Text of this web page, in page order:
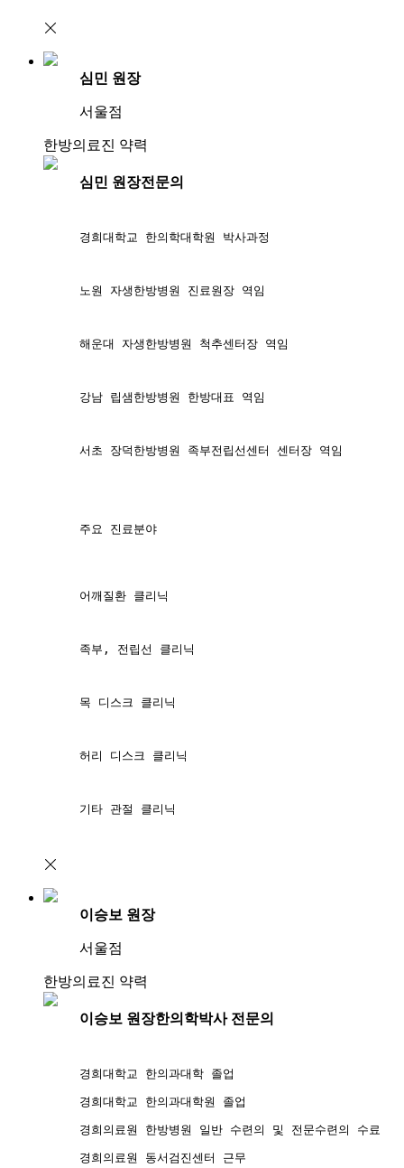
심민 원장
서울점
한방의료진 약력
심민 원장전문의
경희대학교 한의학대학원 박사과정
노원 자생한방병원 진료원장 역임
해운대 자생한방병원 척추센터장 역임
강남 립샘한방병원 한방대표 역임
서초 장덕한방병원 족부전립선센터 센터장 역임
주요 진료분야
어깨질환 클리닉
족부, 전립선 클리닉
목 디스크 클리닉
허리 디스크 클리닉
기타 관절 클리닉
이승보 원장
서울점
한방의료진 약력
이승보 원장한의학박사 전문의
경희대학교 한의과대학 졸업
경희대학교 한의과대학원 졸업
경희의료원 한방병원 일반 수련의 및 전문수련의 수료
경희의료원 동서검진센터 근무